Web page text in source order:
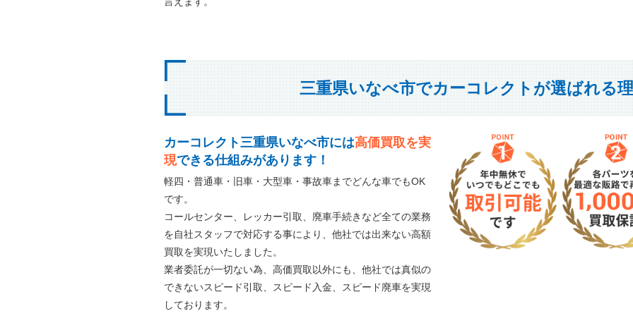
三重県いなべ市でカーコレクトが選ばれる
カーコレクト三重県いなべ市には高価買取を実
現できる仕組みがあります！
軽四・普通車・旧車・大型車・事故車までどんな車でもOK
です。
コールセンター、レッカー引取、廃車手続きなど全ての業務
を自社スタッフで対応する事により、他社では出来ない高額
買取を実現いたしました。
業者委託が一切ない為、高価買取以外にも、他社では真似の
できないスピード引取、スピード入金、スピード廃車を実現
しております。